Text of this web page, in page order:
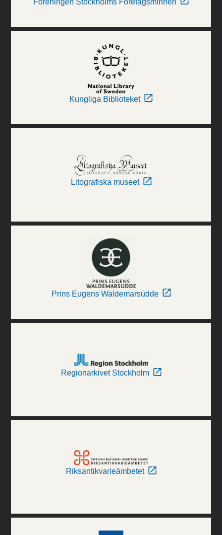
Kungliga Biblioteket
Litografiska museet
Prins Eugens Waldemarsudde
Regionarkivet Stockholm
Riksantikvarieämbetet